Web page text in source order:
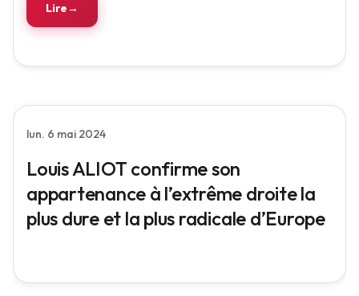
Lire
lun. 6 mai 2024
Louis ALIOT confirme son
appartenance à l’extrême droite la
plus dure et la plus radicale d’Europe